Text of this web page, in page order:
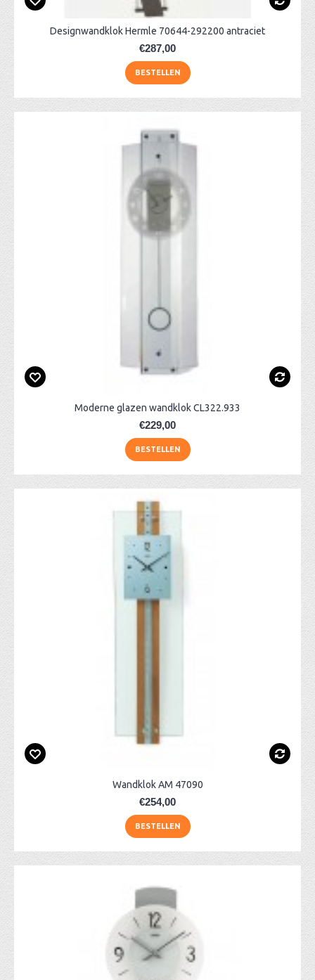
Designwandklok Hermle 70644-292200 antraciet
€287,00
BESTELLEN
Moderne glazen wandklok CL322.933
€229,00
BESTELLEN
Wandklok AM 47090
€254,00
BESTELLEN